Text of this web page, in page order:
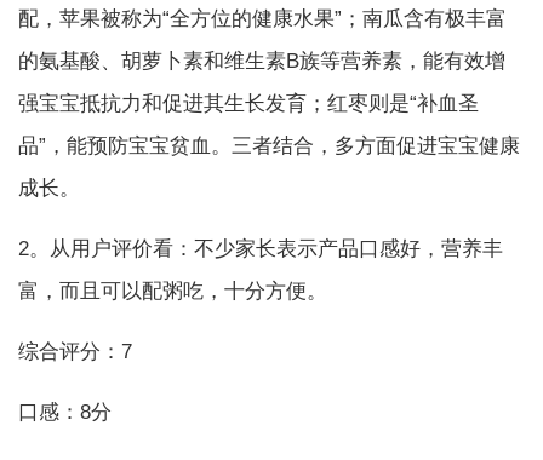
配，苹果被称为“全方位的健康水果”；南瓜含有极丰富
的氨基酸、胡萝卜素和维生素B族等营养素，能有效增
强宝宝抵抗力和促进其生长发育；红枣则是“补血圣
品”，能预防宝宝贫血。三者结合，多方面促进宝宝健康
成长。
2。从用户评价看：不少家长表示产品口感好，营养丰
富，而且可以配粥吃，十分方便。
综合评分：7
口感：8分